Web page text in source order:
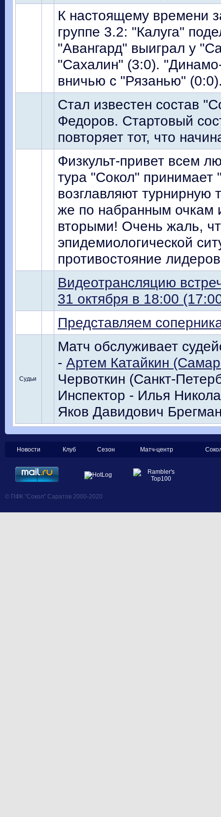
К настоящему времени
группе 3.2: "Калуга"
"Авангард" выиграл у
"Сахалин" (3:0).
вничью с "Рязанью"
Стал известен состав
Федоров. Стартовый
повторяет тот, что
Физкульт-привет всем
тура "Сокол"
возглавляют турнирную
же по набранным очкам
вторыми! Очень жаль,
эпидемиологической
противостояние
Видеотрансляцию
31 октября в 18:00
Представляем
Судьи
Матч обслуживает
- Артем Катайкин
Червоткин (Санкт-
Инспектор - Илья
Яков Давидович
Новости Клуб Сезон Матч-центр
© ПФК "Сокол" Саратов 2000-2020